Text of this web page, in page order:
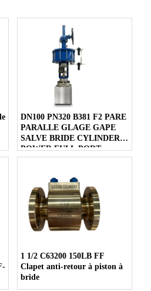
DN100 PN320 B381 F2 PARE
PARALLE GLAGE GAPE
SALVE BRIDE CYLINDER
POWER FULL PORT
1 1/2 C63200 150LB FF
Clapet anti-retour à piston à
bride